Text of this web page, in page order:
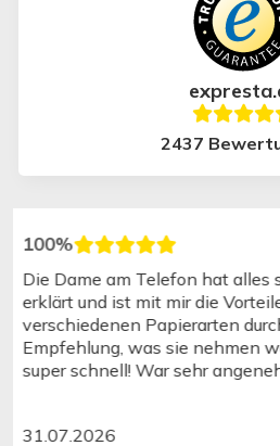
2437
100%
Einfach rasch auch bei normalem
gerne
01.08.2026